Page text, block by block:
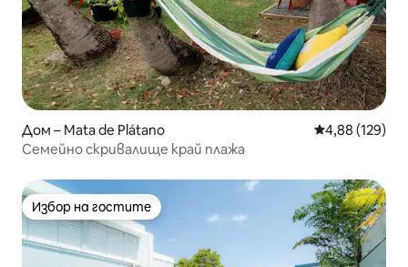
Дом – Mata de Plátano Средна
4,88 (129)
Семейно скривалище край плажа
Избор на гостите
Избор на гостите